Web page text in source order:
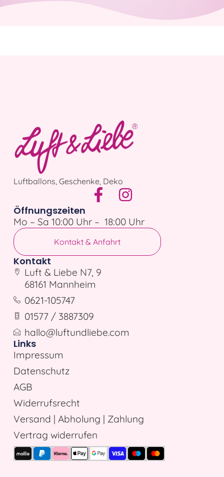
Luftballons, Geschenke, Deko
Öffnungszeiten
Mo – Sa 10:00 Uhr – 18:00 Uhr
Kontakt & Anfahrt
Kontakt
Luft & Liebe N7, 9
68161 Mannheim
0621-105747
01577 / 3887309
hallo@luftundliebe.com
Links
Impressum
Datenschutz
AGB
Widerrufsrecht
Versand | Abholung | Zahlung
Vertrag widerrufen